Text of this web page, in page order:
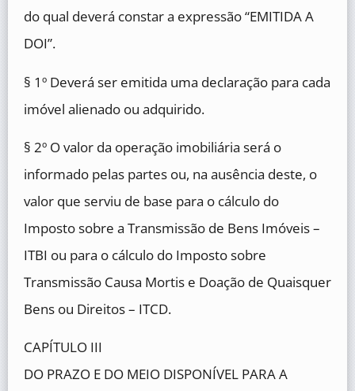
do qual deverá constar a expressão “EMITIDA A
DOI”.
§ 1º Deverá ser emitida uma declaração para cada
imóvel alienado ou adquirido.
§ 2º O valor da operação imobiliária será o
informado pelas partes ou, na ausência deste, o
valor que serviu de base para o cálculo do
Imposto sobre a Transmissão de Bens Imóveis –
ITBI ou para o cálculo do Imposto sobre
Transmissão Causa Mortis e Doação de Quaisquer
Bens ou Direitos – ITCD.
CAPÍTULO III
DO PRAZO E DO MEIO DISPONÍVEL PARA A